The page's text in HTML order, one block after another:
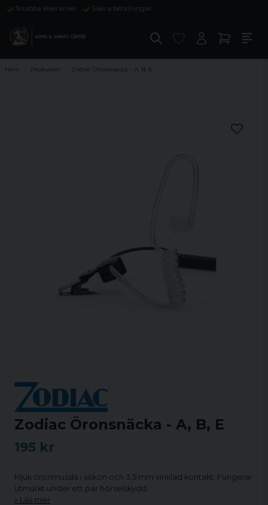
Snabba leveranser Säkra betalningar
Hem Produkter Zodiac Öronsnäcka - A, B, E
Zodiac Öronsnäcka - A, B, E
195 kr
Mjuk öronmussla i silikon och 3,5 mm vinklad kontakt. Fungerar
utmärkt under ett par hörselskydd.
Läs mer